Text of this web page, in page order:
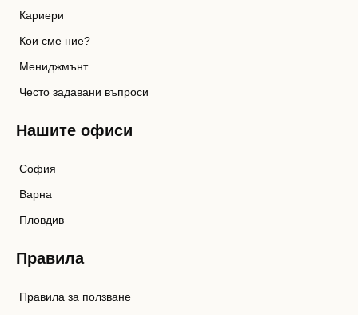
Кариери
Кои сме ние?
Мениджмънт
Често задавани въпроси
Нашите офиси
София
Варна
Пловдив
Правила
Правила за ползване